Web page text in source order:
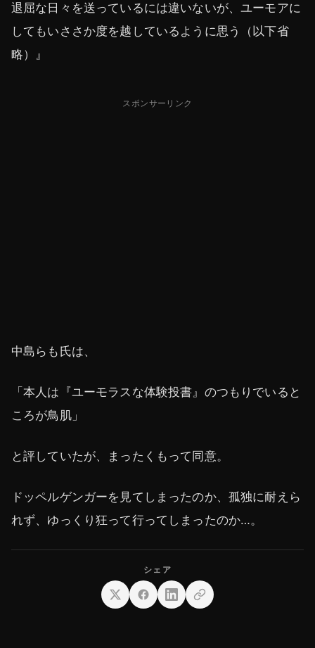
退屈な日々を送っているには違いないが、ユーモアに
してもいささか度を越しているように思う（以下省
略）』
スポンサーリンク
中島らも氏は、
「本人は『ユーモラスな体験投書』のつもりでいると
ころが鳥肌」
と評していたが、まったくもって同意。
ドッペルゲンガーを見てしまったのか、孤独に耐えら
れず、ゆっくり狂って行ってしまったのか…。